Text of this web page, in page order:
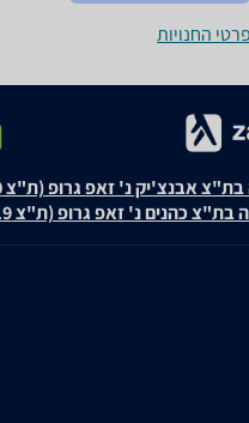
החנויות
אבנצ'יק נ' זאפ גרופ (ת"צ 23008-08-20)
כהנים נ' זאפ גרופ (ת"צ 60371-12-19)